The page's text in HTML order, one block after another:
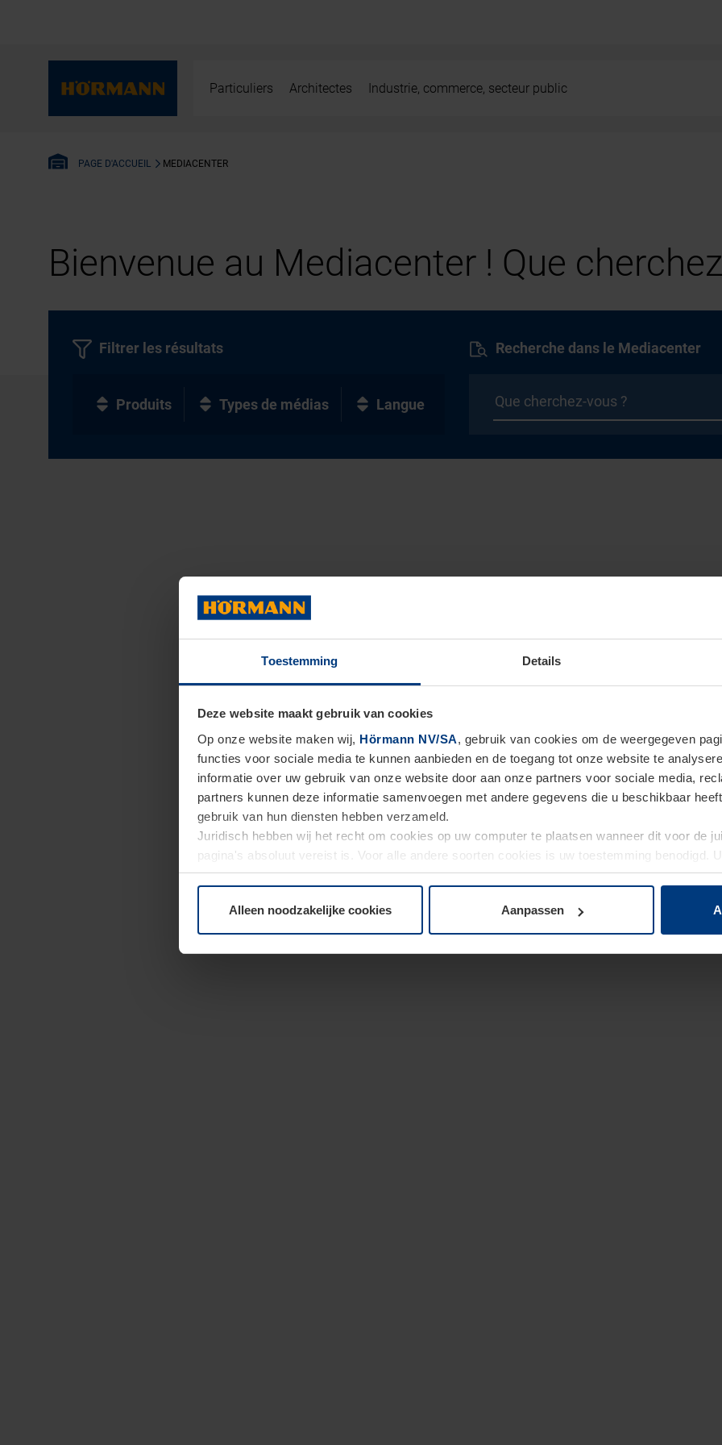
Toestemming Details
Deze website maakt gebruik van cookies
Op onze website maken wij, Hörmann NV/SA, gebruik van cookies om de weergegeven
functies voor sociale media te kunnen aanbieden en de toegang tot onze website te
informatie over uw gebruik van onze website door aan onze partners voor sociale media,
partners kunnen deze informatie samenvoegen met andere gegevens die u beschikbaar
gebruik van hun diensten hebben verzameld.
Juridisch hebben wij het recht om cookies op uw computer te plaatsen wanneer dit voor de
pagina's absoluut vereist is. Voor alle andere soorten cookies is uw toestemming benodigd.
moment bij de uitleg van de cookies op paginaPrivacyverklaringop onze website wijzigen
Alleen noodzakelijke cookies Aanpassen
Particuliers Architectes Industrie, commerce, secteur public
PAGE D'ACCUEIL MEDIACENTER
Bienvenue au Mediacenter ! Que
Recherche dans le Mediacenter
Filtrer les résultats
Produits Types de médias Langue